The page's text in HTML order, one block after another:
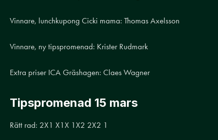
Vinnare, lunchkupong Cicki mama: Thomas Axelsson
Vinnare, ny tipspromenad: Krister Rudmark
Extra priser ICA Gräshagen: Claes Wagner
Tipspromenad 15 mars
Rätt rad: 2X1 X1X 1X2 2X2 1